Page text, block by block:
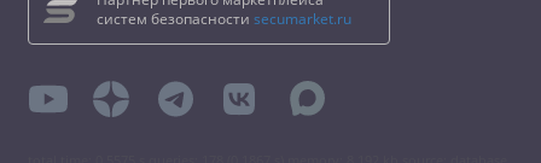
систем безопасности secumarket.ru